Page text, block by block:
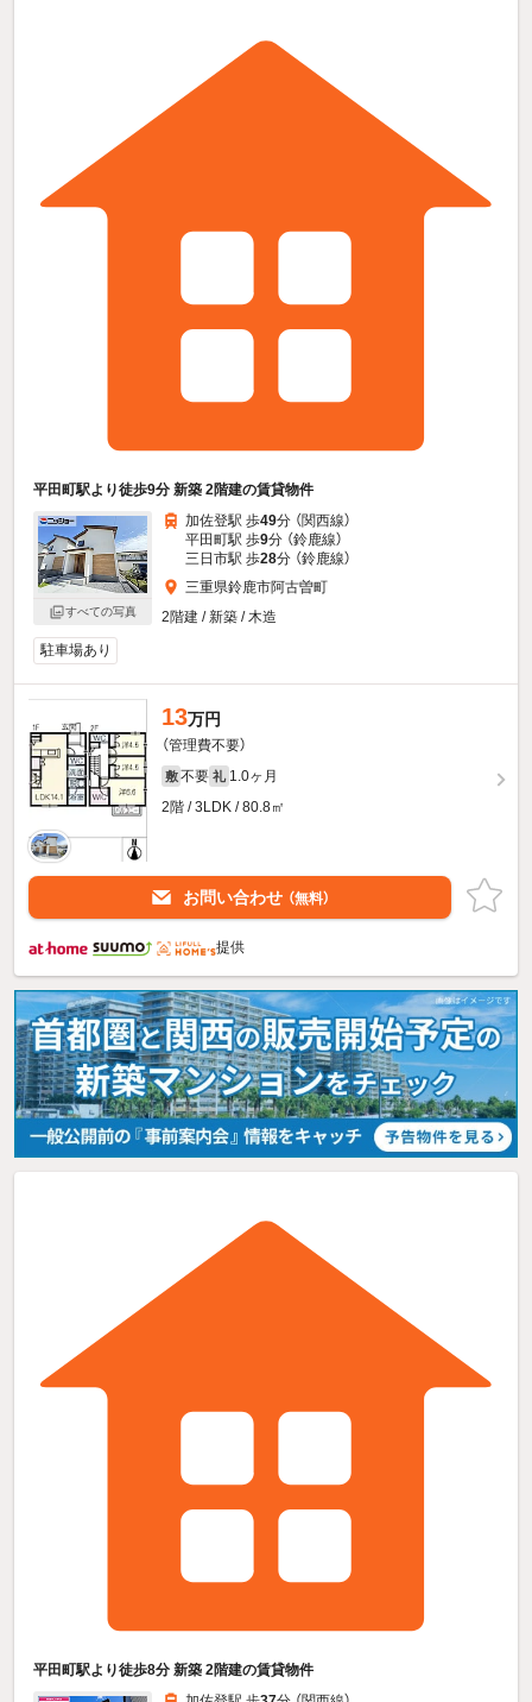
平田町駅より徒歩9分 新築 2階建の賃貸物件
すべての写真
加佐登駅 歩49分 （関西線）
平田町駅 歩9分 （鈴鹿線）
三日市駅 歩28分 （鈴鹿線）
三重県鈴鹿市阿古曽町
2階建 / 新築 / 木造
駐車場あり
13万円
（管理費不要）
敷 不要 礼 1.0ヶ月
2階 / 3LDK / 80.8㎡
お問い合わせ （無料）
提供
平田町駅より徒歩8分 新築 2階建の賃貸物件